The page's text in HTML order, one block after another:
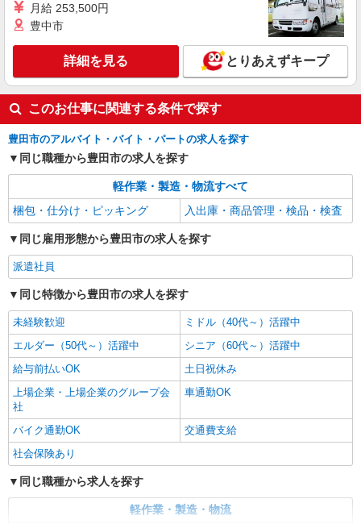
時給1,550円 交通費：既定支給
愛知県豊田市
キープ 詳細を見る
月給 253,500円
豊中市
詳細を見る とりあえずキープ
このお仕事に関連する条件で探す
豊田市のアルバイト・バイト・パートの求人を探す
同じ職種から豊田市の求人を探す
軽作業・製造・物流すべて
梱包・仕分け・ピッキング
入出庫・商品管理・検品・検査
同じ雇用形態から豊田市の求人を探す
派遣社員
同じ特徴から豊田市の求人を探す
未経験歓迎
ミドル（40代～）活躍中
エルダー（50代～）活躍中
シニア（60代～）活躍中
給与前払いOK
土日祝休み
上場企業・上場企業のグループ会
社
車通勤OK
バイク通勤OK
交通費支給
社会保険あり
同じ職種から求人を探す
軽作業・製造・物流